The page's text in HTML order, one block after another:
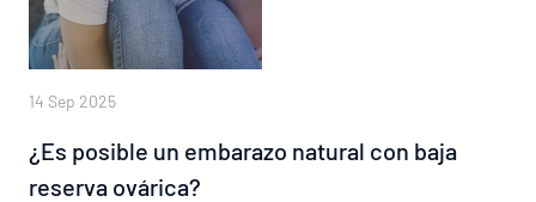
¿Es posible un embarazo natural con baja
reserva ovárica?
14 Sep 2025